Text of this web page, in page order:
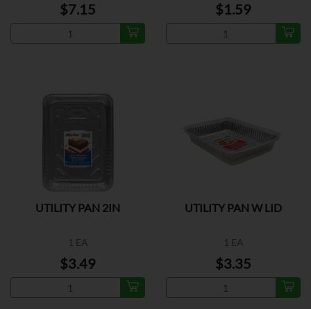
$7.15 $1.59
UTILITY PAN 2IN
1 EA
$3.49
UTILITY PAN W LID
1 EA
$3.35